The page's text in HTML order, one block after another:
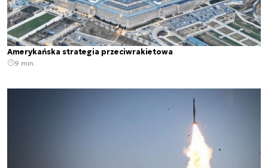
Amerykańska strategia przeciwrakietowa
9 min.